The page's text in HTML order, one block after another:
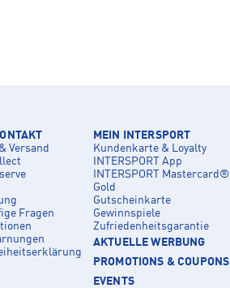
Versand
Fragen
MEIN INTERSPORT
Kundenkarte & Loyalty
INTERSPORT App
INTERSPORT Mastercard®
Gold
Gutscheinkarte
Gewinnspiele
Zufriedenheitsgarantie
AKTUELLE WERBUNG
PROMOTIONS & COUPONS
EVENTS